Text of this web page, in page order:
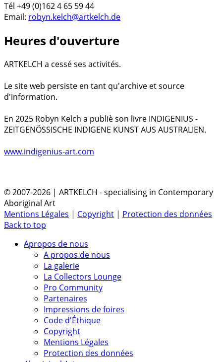
Tél +49 (0)162 4 65 59 44
Email: robyn.kelch@artkelch.de
Heures d'ouverture
ARTKELCH a cessé ses activités.
Le site web persiste en tant qu'archive et source
d'information.
En 2025 Robyn Kelch a publiè son livre INDIGENIUS -
ZEITGENÖSSISCHE INDIGENE KUNST AUS AUSTRALIEN.
www.indigenius-art.com
© 2007-2026 | ARTKELCH - specialising in Contemporary
Aboriginal Art
Mentions Légales | Copyright | Protection des données
Back to top
Apropos de nous
A propos de nous
La galerie
La Collectors Lounge
Pro Community
Partenaires
Impressions de foires
Code d'Éthique
Copyright
Mentions Légales
Protection des données